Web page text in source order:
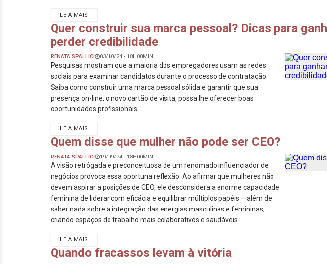
LEIA MAIS
Quer construir sua marca pessoal? Dicas para
perder credibilidade
RENATA SPALLICI 03/10/24 - 18H00MIN
Pesquisas mostram que a maioria dos empregadores usam as redes
sociais para examinar candidatos durante o processo de contratação.
Saiba como construir uma marca pessoal sólida e garantir que sua
presença on-line, o novo cartão de visita, possa lhe oferecer boas
oportunidades profissionais.
LEIA MAIS
Quem disse que mulher não pode ser CEO?
RENATA SPALLICI 19/09/24 - 18H00MIN
A visão retrógada e preconceituosa de um renomado influenciador de
negócios provoca essa oportuna reflexão. Ao afirmar que mulheres não
devem aspirar a posições de CEO, ele desconsidera a enorme capacidade
feminina de liderar com eficácia e equilibrar múltiplos papéis – além de
saber nada sobre a integração das energias masculinas e femininas,
criando espaços de trabalho mais colaborativos e saudáveis.
LEIA MAIS
Quando fracassos levam à vitória